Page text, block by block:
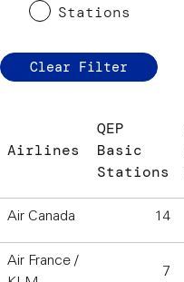
Stations
Clear Filter
Airlines
QEP
Basic
Stations
Air Canada 14
Air France /
7